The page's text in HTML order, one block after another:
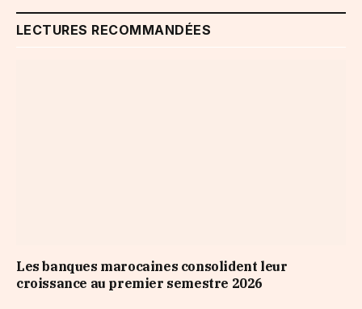
LECTURES RECOMMANDÉES
Les banques marocaines consolident leur
croissance au premier semestre 2026